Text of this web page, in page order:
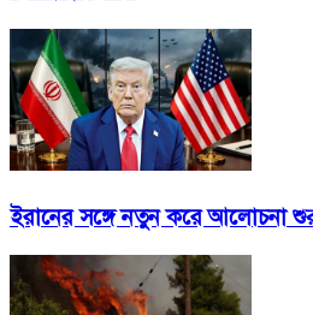
ইরানের সঙ্গে নতুন করে আলোচনা শুরু